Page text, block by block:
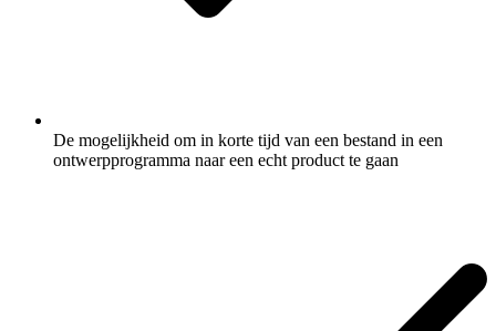
De mogelijkheid om in korte tijd van een bestand in een
ontwerpprogramma naar een echt product te gaan